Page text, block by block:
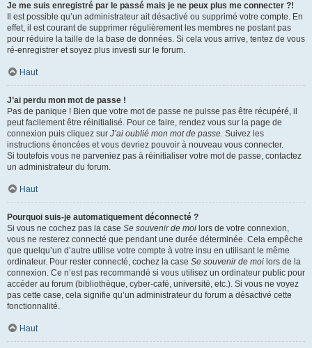
Je me suis enregistré par le passé mais je ne peux plus me connecter ?!
Il est possible qu’un administrateur ait désactivé ou supprimé votre compte. En
effet, il est courant de supprimer régulièrement les membres ne postant pas
pour réduire la taille de la base de données. Si cela vous arrive, tentez de vous
ré-enregistrer et soyez plus investi sur le forum.
Haut
J’ai perdu mon mot de passe !
Pas de panique ! Bien que votre mot de passe ne puisse pas être récupéré, il
peut facilement être réinitialisé. Pour ce faire, rendez vous sur la page de
connexion puis cliquez sur J’ai oublié mon mot de passe. Suivez les
instructions énoncées et vous devriez pouvoir à nouveau vous connecter.
Si toutefois vous ne parveniez pas à réinitialiser votre mot de passe, contactez
un administrateur du forum.
Haut
Pourquoi suis-je automatiquement déconnecté ?
Si vous ne cochez pas la case Se souvenir de moi lors de votre connexion,
vous ne resterez connecté que pendant une durée déterminée. Cela empêche
que quelqu’un d’autre utilise votre compte à votre insu en utilisant le même
ordinateur. Pour rester connecté, cochez la case Se souvenir de moi lors de la
connexion. Ce n’est pas recommandé si vous utilisez un ordinateur public pour
accéder au forum (bibliothèque, cyber-café, université, etc.). Si vous ne voyez
pas cette case, cela signifie qu’un administrateur du forum a désactivé cette
fonctionnalité.
Haut